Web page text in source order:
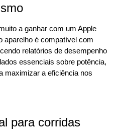
a ganhar com um Apple
aparelho é compatível com
relatórios de desempenho
essenciais sobre potência,
maximizar a eficiência nos
para corridas